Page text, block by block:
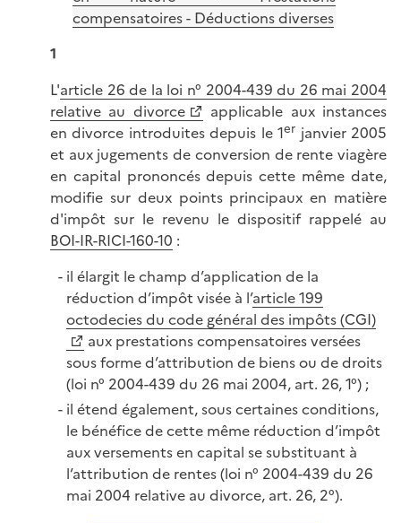
compensatoires - Déductions diverses
1
L'article 26 de la loi n° 2004-439 du 26 mai 2004
relative au divorce
applicable aux instances
en divorce introduites depuis le 1er janvier 2005
et aux jugements de conversion de rente viagère
en capital prononcés depuis cette même date,
modifie sur deux points principaux en matière
d'impôt sur le revenu le dispositif rappelé au
BOI-IR-RICI-160-10 :
il élargit le champ d’application de la
réduction d’impôt visée à l’article 199
octodecies du code général des impôts (CGI)
aux prestations compensatoires versées
sous forme d’attribution de biens ou de droits
(loi n° 2004-439 du 26 mai 2004, art. 26, 1°) ;
il étend également, sous certaines conditions,
le bénéfice de cette même réduction d’impôt
aux versements en capital se substituant à
l’attribution de rentes (loi n° 2004-439 du 26
mai 2004 relative au divorce, art. 26, 2°).